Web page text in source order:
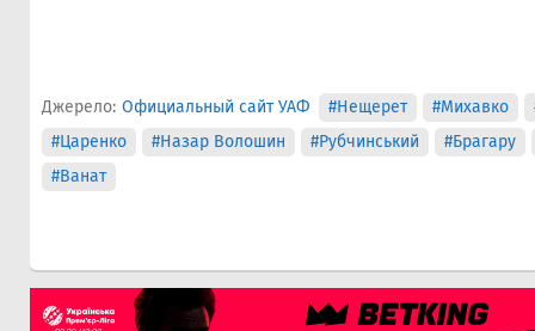
Джерело: Официальный сайт УАФ #Нещерет #Михавко
#Царенко
#Назар Волошин #Рубчинський
#Брагару
#Ванат